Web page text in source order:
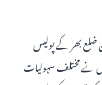
مئی 2026 کے دوران ضلع بھر کے پولیس
طور پر 6,917 شہریوں نے مختلف سہولیات